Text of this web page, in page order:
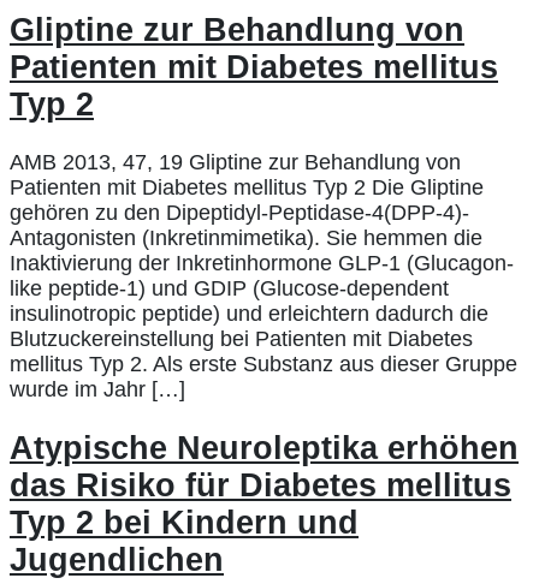
Gliptine zur Behandlung von
Patienten mit Diabetes mellitus
Typ 2
AMB 2013, 47, 19 Gliptine zur Behandlung von
Patienten mit Diabetes mellitus Typ 2 Die Gliptine
gehören zu den Dipeptidyl-Peptidase-4(DPP-4)-
Antagonisten (Inkretinmimetika). Sie hemmen die
Inaktivierung der Inkretinhormone GLP-1 (Glucagon-
like peptide-1) und GDIP (Glucose-dependent
insulinotropic peptide) und erleichtern dadurch die
Blutzuckereinstellung bei Patienten mit Diabetes
mellitus Typ 2. Als erste Substanz aus dieser Gruppe
wurde im Jahr […]
Atypische Neuroleptika erhöhen
das Risiko für Diabetes mellitus
Typ 2 bei Kindern und
Jugendlichen